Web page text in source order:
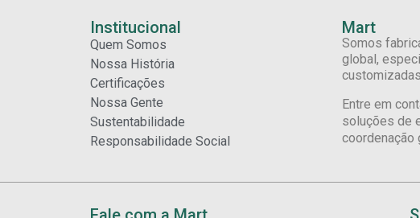
Institucional
Quem Somos
Nossa História
Certificações
Nossa Gente
Sustentabilidade
Responsabilidade Social
Mart
Somos
global,
Entre em
soluções de
coordenação